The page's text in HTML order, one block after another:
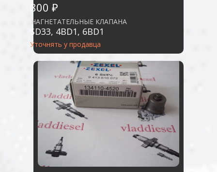
800 ₽
НАГНЕТАТЕЛЬНЫЕ КЛАПАНА
SD33, 4BD1, 6BD1
Уточнять у продавца